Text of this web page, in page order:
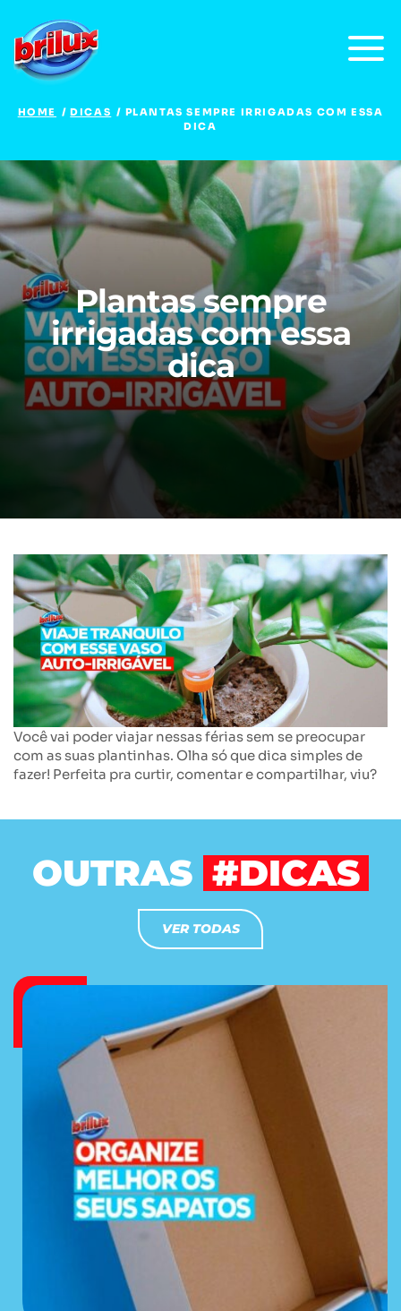
HOME DICAS
PLANTAS SEMPRE IRRIGADAS COM ESSA
DICA
Plantas sempre
irrigadas com essa
dica
Você vai poder viajar nessas férias sem se preocupar
com as suas plantinhas. Olha só que dica simples de
fazer! Perfeita pra curtir, comentar e compartilhar, viu?
OUTRAS #DICAS
VER TODAS